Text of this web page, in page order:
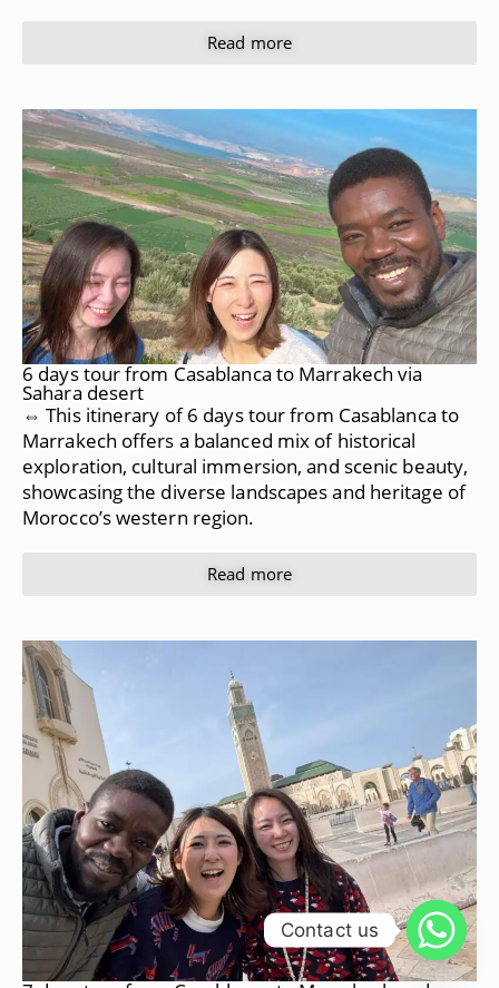
Read more
6 days tour from Casablanca to Marrakech via
Sahara desert
⇔ This itinerary of 6 days tour from Casablanca to
Marrakech offers a balanced mix of historical
exploration, cultural immersion, and scenic beauty,
showcasing the diverse landscapes and heritage of
Morocco’s western region.
Read more
Contact us